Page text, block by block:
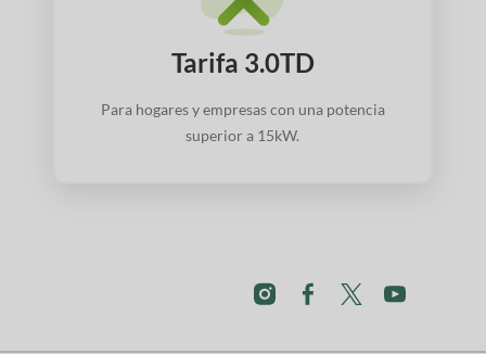
Tarifa 3.0TD
Para hogares y empresas con una potencia
superior a 15kW.